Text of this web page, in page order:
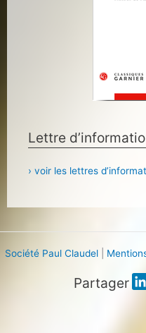
Lettre
› voir les lettres
Société Paul Claudel|
Partager